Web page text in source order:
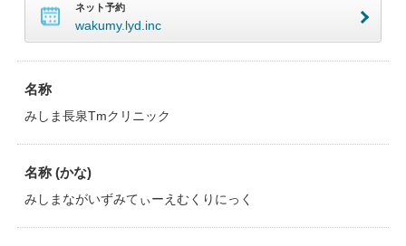
ネット予約
wakumy.lyd.inc
名称
みしま長泉Tmクリニック
名称 (かな)
みしまながいずみてぃーえむくりにっく